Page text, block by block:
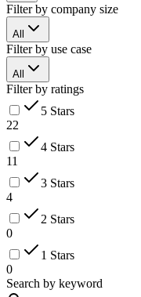
Filter by company size
All
Filter by use case
All
Filter by ratings
5 Stars
22
4 Stars
11
3 Stars
4
2 Stars
0
1 Stars
0
Search by keyword